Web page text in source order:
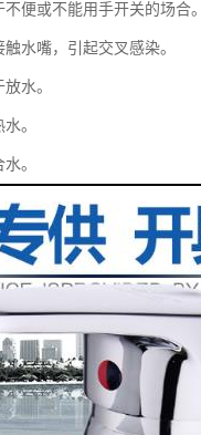
便或不能用手开关的场合。
水嘴，引起交叉感染。
水。
。
。